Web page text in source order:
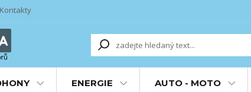
Kontakty
ENERGIE AUTO - MOTO